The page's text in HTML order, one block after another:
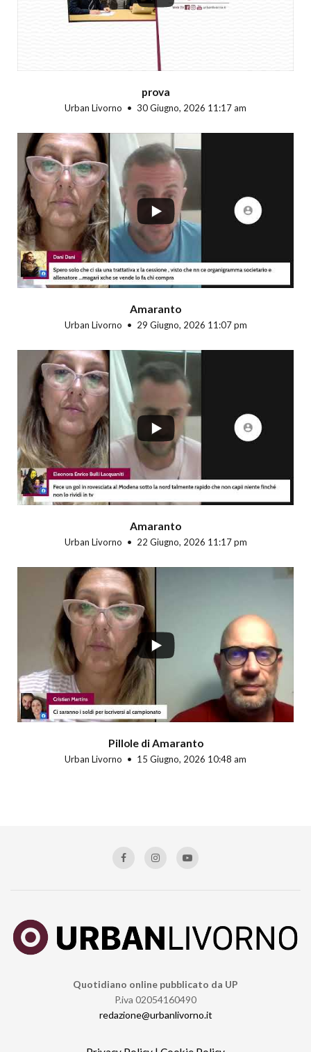
prova
Urban Livorno 30 Giugno, 2026 11:17 am
Amaranto
Urban Livorno 29 Giugno, 2026 11:07 pm
Amaranto
Urban Livorno 22 Giugno, 2026 11:17 pm
Pillole di Amaranto
Urban Livorno 15 Giugno, 2026 10:48 am
Quotidiano online pubblicato da UP
P.iva 02054160490
redazione@urbanlivorno.it